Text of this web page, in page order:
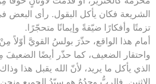
الشريعة فكان يأكل البقول. رأى البعض
تزمتًا وأفكارًا ضيّقةً وإيمانًا متحجّرًا.
أمام هذا الواقع، حذّرَ بولسُ القويَّ أوّلاً
واحتقار الضعيف، كما حذّر أيضًا الضعيفَ
الذي يأكل ما يريد، لأنّ الله يقبل هذا
الإثنين. فالربُّ وحدُهُ هو سيّدُ الجميع ونحن